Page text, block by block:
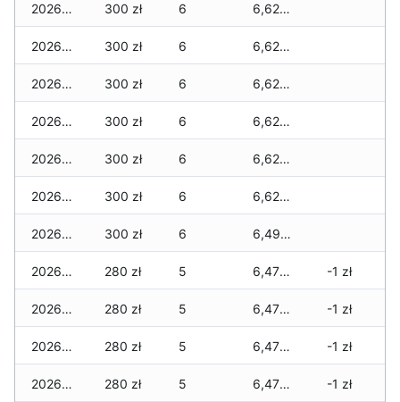
2026-06-17 300 zł 6 6,620 zł
2026-06-16 300 zł 6 6,620 zł
2026-06-15 300 zł 6 6,620 zł
2026-06-14 300 zł 6 6,620 zł
2026-06-13 300 zł 6 6,620 zł
2026-06-12 300 zł 6 6,620 zł
2026-06-11 300 zł 6 6,490 zł
2026-06-10 280 zł 5 6,470 zł -1 zł
2026-06-09 280 zł 5 6,470 zł -1 zł
2026-06-07 280 zł 5 6,470 zł -1 zł
2026-06-06 280 zł 5 6,470 zł -1 zł